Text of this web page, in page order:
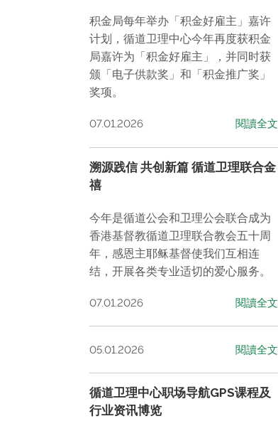
积金局每年举办「积金好雇主」嘉许
计划，循道卫理中心今年再度获积金
局嘉许为「积金好雇主」，并同时获
颁「电子供款奖」和「积金推广奖」
奖项。
07.01.2026 閱讀全文
溯源践信 共创新篇 循道卫理联合金
禧
今年是循道公会和卫理公会联合成为
香港基督教循道卫理联合教会五十周
年，感恩主耶稣基督使我们互相连
结，开展各类专业适切的爱心服务。
07.01.2026 閱讀全文
05.01.2026 閱讀全文
循道卫理中心职场导航GPS课程及
行业资讯博览